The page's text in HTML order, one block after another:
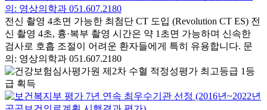
전신 촬영 4초면 가능한 최첨단 CT 도입 (Revolution CT ES) 전
신 촬영 4초, 흉·복부 촬영 시간은 약 1초면 가능하며 신속한
검사로 호흡 조절이 어려운 환자들에게 특히 유용합니다. 문
의: 영상의학과 051.607.2180